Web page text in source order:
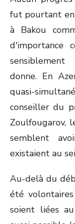
fut pourtant
à Bakou
d'importance
donne. En
quasi-
conseiller du
Zoulfougarov,
semblent
existaient au
Au-delà du
été
soient liées